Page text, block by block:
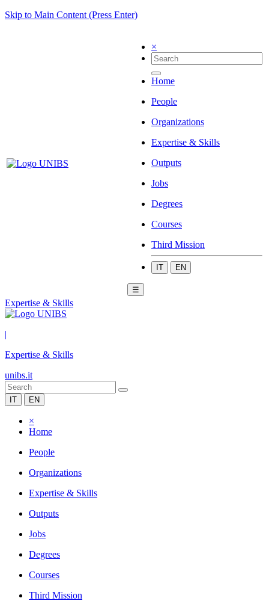
Skip to Main Content (Press Enter)
×
Home
People
Organizations
Expertise & Skills
Outputs
Jobs
Degrees
Courses
Third Mission
IT EN
☰
Expertise & Skills
|
Expertise & Skills
unibs.it
IT EN
×
Home
People
Organizations
Expertise & Skills
Outputs
Jobs
Degrees
Courses
Third Mission